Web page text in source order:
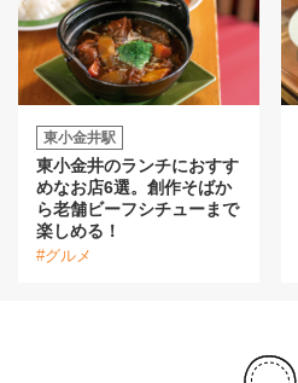
東小金井駅
東小金井のランチにおすす
めなお店6選。創作そばか
ら老舗ビーフシチューまで
楽しめる！
#グルメ